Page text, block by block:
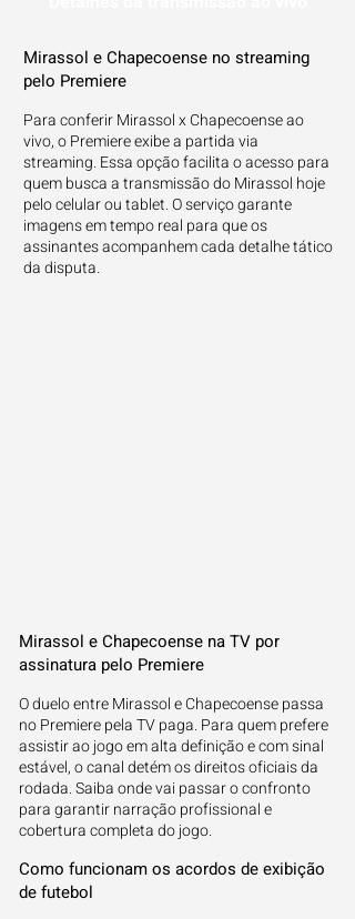
Mirassol e Chapecoense no streaming
pelo Premiere
Para conferir Mirassol x Chapecoense ao
vivo, o Premiere exibe a partida via
streaming. Essa opção facilita o acesso para
quem busca a transmissão do Mirassol hoje
pelo celular ou tablet. O serviço garante
imagens em tempo real para que os
assinantes acompanhem cada detalhe tático
da disputa.
Mirassol e Chapecoense na TV por
assinatura pelo Premiere
O duelo entre Mirassol e Chapecoense passa
no Premiere pela TV paga. Para quem prefere
assistir ao jogo em alta definição e com sinal
estável, o canal detém os direitos oficiais da
rodada. Saiba onde vai passar o confronto
para garantir narração profissional e
cobertura completa do jogo.
Como funcionam os acordos de exibição
de futebol